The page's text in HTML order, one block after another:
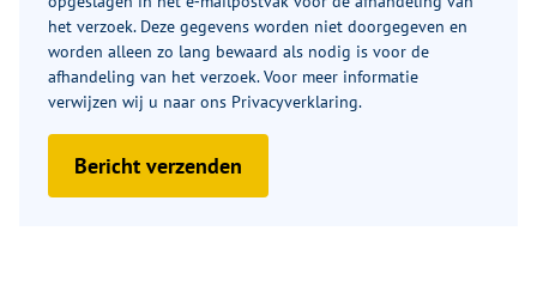
het verzoek. Deze gegevens worden niet doorgegeven en
worden alleen zo lang bewaard als nodig is voor de
afhandeling van het verzoek. Voor meer informatie
verwijzen wij u naar ons Privacyverklaring.
Bericht verzenden